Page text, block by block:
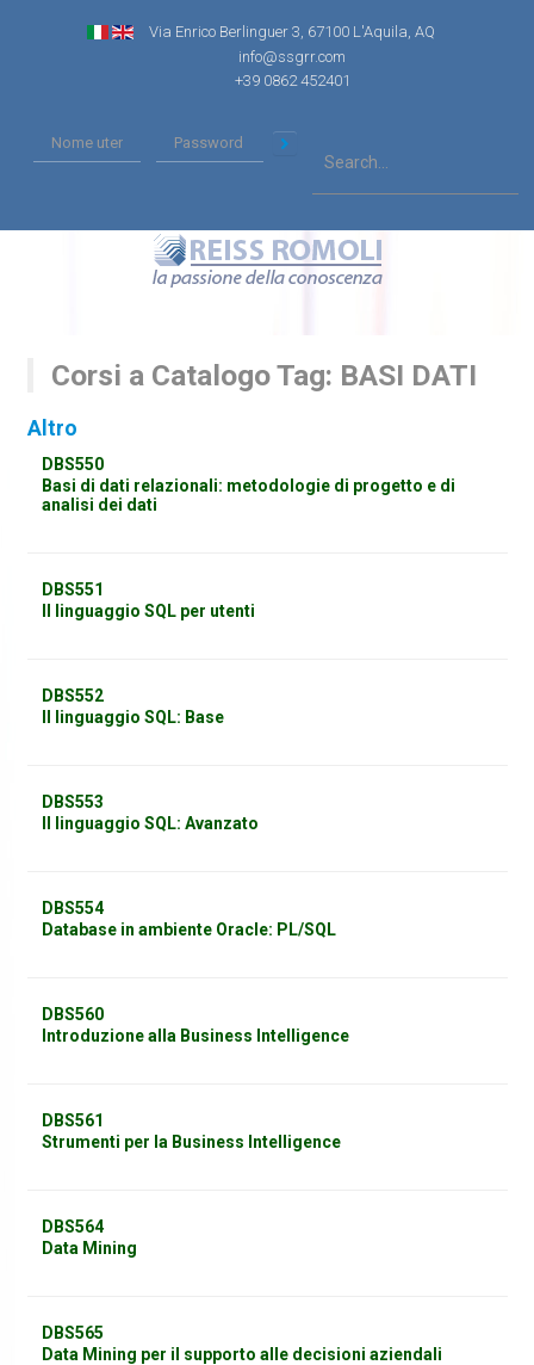
Via Enrico Berlinguer 3, 67100 L'Aquila, AQ
info@ssgrr.com
+39 0862 452401
Corsi a Catalogo Tag: BASI DATI
Altro
DBS550
Basi di dati relazionali: metodologie di progetto e di
analisi dei dati
DBS551
Il linguaggio SQL per utenti
DBS552
Il linguaggio SQL: Base
DBS553
Il linguaggio SQL: Avanzato
DBS554
Database in ambiente Oracle: PL/SQL
DBS560
Introduzione alla Business Intelligence
DBS561
Strumenti per la Business Intelligence
DBS564
Data Mining
DBS565
Data Mining per il supporto alle decisioni aziendali